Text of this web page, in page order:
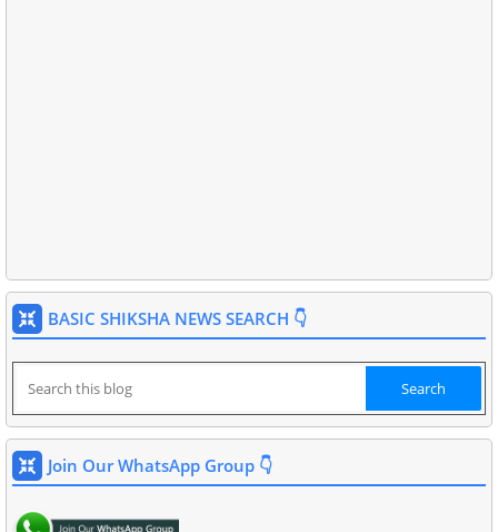
BASIC SHIKSHA NEWS SEARCH 👇
Join Our WhatsApp Group 👇